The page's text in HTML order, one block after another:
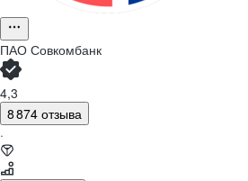
ПАО Совкомбанк
4,3
8 874 отзыва
·